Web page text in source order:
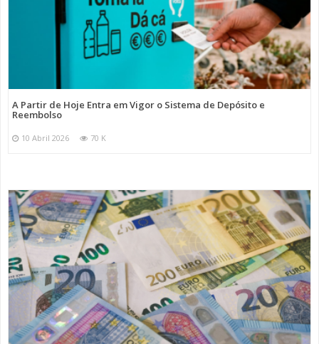
A Partir de Hoje Entra em Vigor o Sistema de Depósito e
Reembolso
10 Abril 2026 70 K